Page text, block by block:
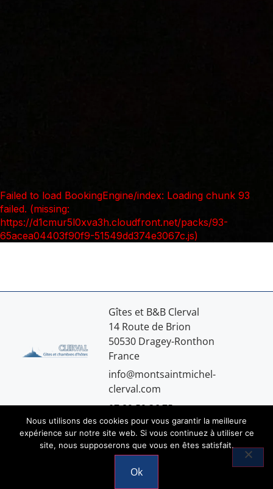
Gîtes et B&B Clerval
14 Route de Brion
50530 Dragey-Ronthon
France
info@montsaintmichel-
clerval.com
07.89.59.36.75
Nous utilisons des cookies pour vous garantir la meilleure
expérience sur notre site web. Si vous continuez à utiliser ce
site, nous supposerons que vous en êtes satisfait.
Ok